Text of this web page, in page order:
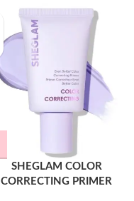
SHEGLAM COLOR
CORRECTING PRIMER